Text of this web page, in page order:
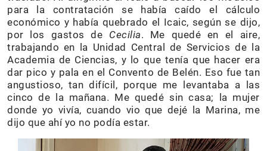
para la contratación se había caído el cálculo
económico y había quebrado el Icaic, según se dijo,
por los gastos de Cecilia. Me quedé en el aire,
trabajando en la Unidad Central de Servicios de la
Academia de Ciencias, y lo que tenía que hacer era
dar pico y pala en el Convento de Belén. Eso fue tan
angustioso, tan difícil, porque me levantaba a las
cinco de la mañana. Me quedé sin casa; la mujer
donde yo vivía, cuando vio que dejé la Marina, me
dijo que ahí yo no podía estar.